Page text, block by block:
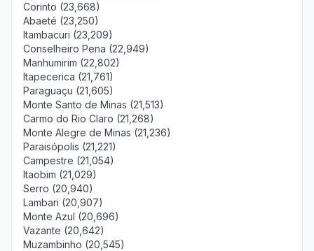
Corinto (23,668)
Abaeté (23,250)
Itambacuri (23,209)
Conselheiro Pena (22,949)
Manhumirim (22,802)
Itapecerica (21,761)
Paraguaçu (21,605)
Monte Santo de Minas (21,513)
Carmo do Rio Claro (21,268)
Monte Alegre de Minas (21,236)
Paraisópolis (21,221)
Campestre (21,054)
Itaobim (21,029)
Serro (20,940)
Lambari (20,907)
Monte Azul (20,696)
Vazante (20,642)
Muzambinho (20,545)